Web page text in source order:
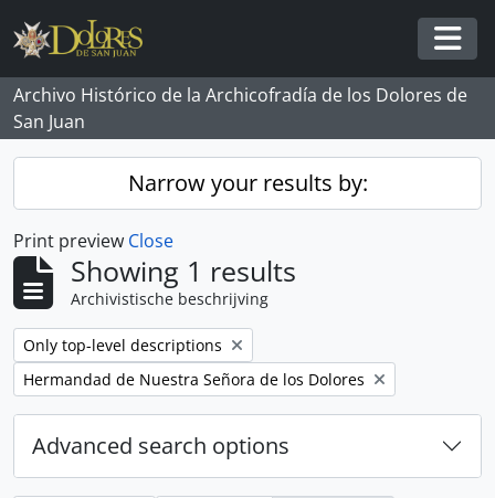
Skip to main content
Archivo Histórico de la Archicofradía de los Dolores de
San Juan
Narrow your results by:
Print preview Close
Showing 1 results
Archivistische beschrijving
Remove filter:
Only top-level descriptions
Remove filter:
Hermandad de Nuestra Señora de los Dolores
Advanced search options